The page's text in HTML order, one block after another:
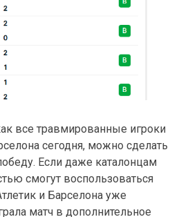
все травмированные игроки
сегодня, можно сделать
Если даже каталонцам
смогут воспользоваться
и Барселона уже
матч в дополнительное